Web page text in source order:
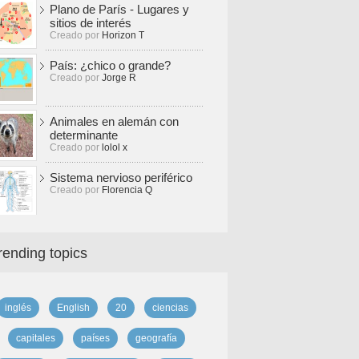
Plano de París - Lugares y
sitios de interés
Creado por Horizon T
País: ¿chico o grande?
Creado por Jorge R
Animales en alemán con
determinante
Creado por lolol x
Sistema nervioso periférico
Creado por Florencia Q
topics
inglés English 20 ciencias
capitales países geografía